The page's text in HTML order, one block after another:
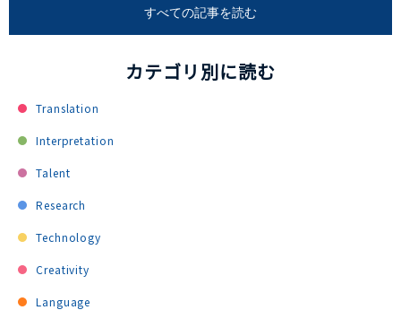
すべての記事を読む
カテゴリ別に読む
Translation
Interpretation
Talent
Research
Technology
Creativity
Language